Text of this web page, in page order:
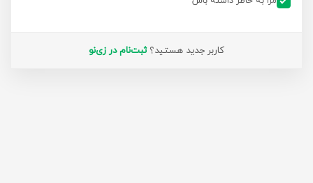
کاربر جدید هستید؟ ثبت‌نام در زی‌نو